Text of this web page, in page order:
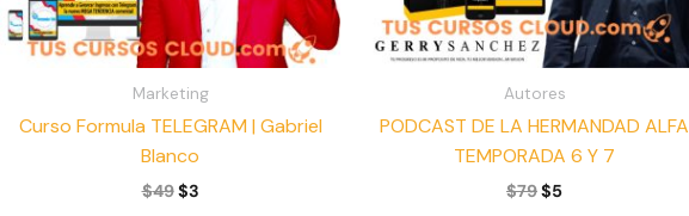
Marketing
Curso Formula TELEGRAM | Gabriel
Blanco
$49$3
Autores
PODCAST DE LA HERMANDAD ALFA
TEMPORADA 6 Y 7
$79$5